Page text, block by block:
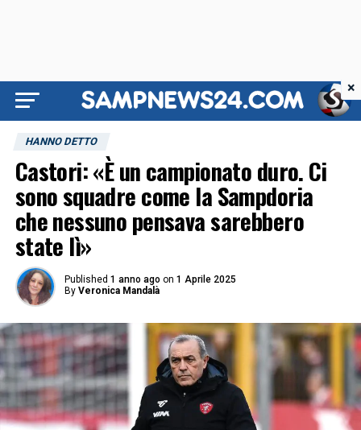
HANNO DETTO
Castori: «È un campionato duro. Ci
sono squadre come la Sampdoria
che nessuno pensava sarebbero
state lì»
Published 1 anno ago on 1 Aprile 2025
By Veronica Mandalà
×